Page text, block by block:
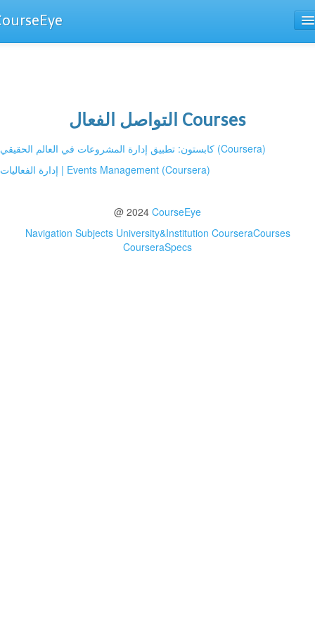
التواصل الفعال Courses
كابستون: تطبيق إدارة المشروعات في العالم الحقيقي (Coursera)
إدارة الفعاليات | Events Management (Coursera)
@ 2024 CourseEye
Navigation Subjects University&Institution CourseraCourses
CourseraSpecs